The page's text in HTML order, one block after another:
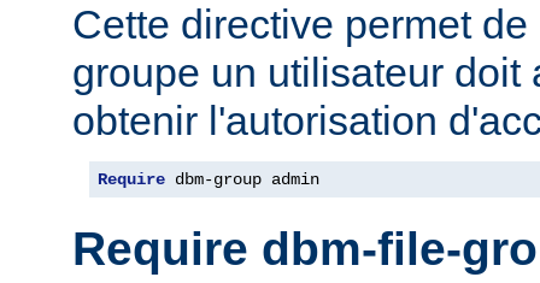
Cette directive permet
groupe un utilisateur doit
obtenir l'autorisation
Require dbm-group admin
Require dbm-file-